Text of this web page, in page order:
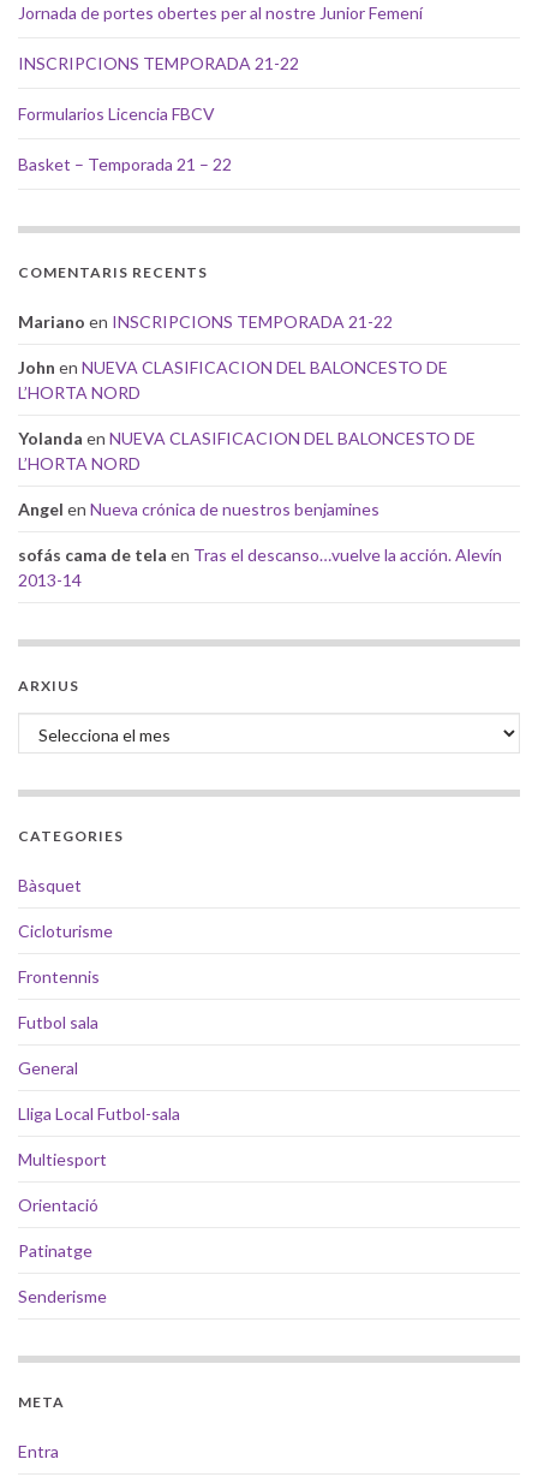
Jornada de portes obertes per al nostre Junior Femení
INSCRIPCIONS TEMPORADA 21-22
Formularios Licencia FBCV
Basket – Temporada 21 – 22
COMENTARIS RECENTS
Mariano en INSCRIPCIONS TEMPORADA 21-22
John en NUEVA CLASIFICACION DEL BALONCESTO DE
L’HORTA NORD
Yolanda en NUEVA CLASIFICACION DEL BALONCESTO DE
L’HORTA NORD
Angel en Nueva crónica de nuestros benjamines
sofás cama de tela en Tras el descanso…vuelve la acción. Alevín
2013-14
ARXIUS
Arxius
CATEGORIES
Bàsquet
Cicloturisme
Frontennis
Futbol sala
General
Lliga Local Futbol-sala
Multiesport
Orientació
Patinatge
Senderisme
META
Entra